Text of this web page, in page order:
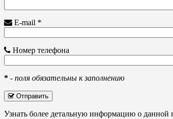
E-mail *
Номер телефона
* - поля обязательны к заполнению
Отправить
Узнать более детальную информацию о данной